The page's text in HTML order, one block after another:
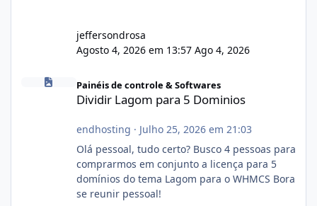
jeffersondrosa
Agosto 4, 2026 em 13:57 Ago 4, 2026
Dividir Lagom para 5 Dominios
Painéis de controle & Softwares
Dividir Lagom para 5 Dominios
endhosting · Julho 25, 2026 em 21:03
Olá pessoal, tudo certo? Busco 4 pessoas para
comprarmos em conjunto a licença para 5
domínios do tema Lagom para o WHMCS Bora
se reunir pessoal!